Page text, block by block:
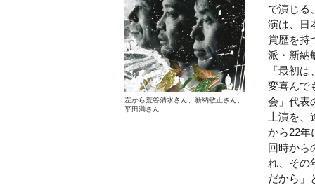
左から荒谷清水さん、新納敏正さん、
平田満さん
で演じる
演は、日
賞歴を持
派・新納
「最初
変喜んで
会」代表
上演を
から22年
回時から
れ、その
だから」